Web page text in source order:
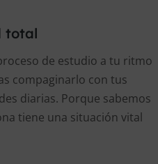
total
de estudio a tu ritmo
compaginarlo con tus
diarias. Porque sabemos
tiene una situación vital